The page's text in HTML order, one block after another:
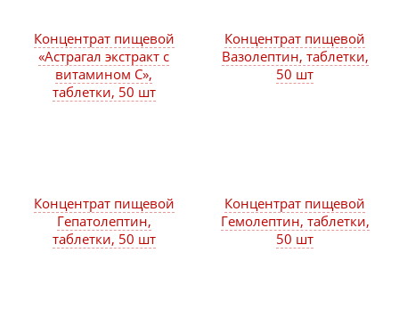
Концентрат пищевой
«Астрагал экстракт с
витамином C»,
таблетки, 50 шт
Концентрат пищевой
Вазолептин, таблетки,
50 шт
Концентрат пищевой
Гемолептин, таблетки,
50 шт
Концентрат пищевой
Гепатолептин,
таблетки, 50 шт